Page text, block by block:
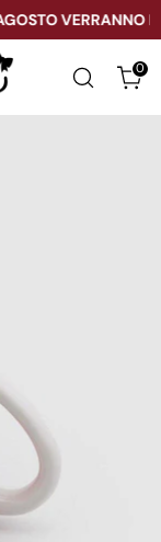
VERRANNO
0